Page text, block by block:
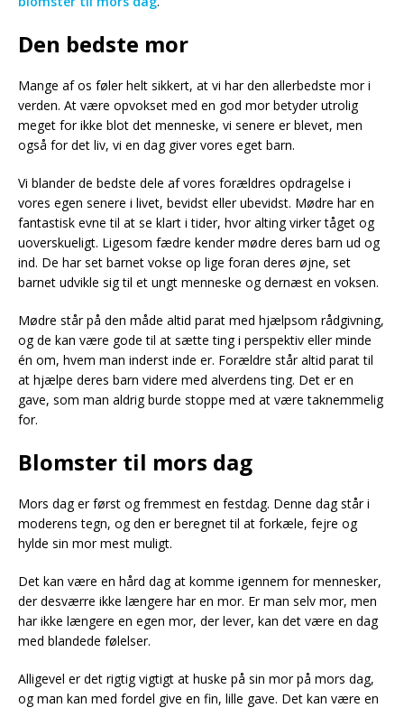
Den bedste mor
Mange af os føler helt sikkert, at vi har den allerbedste mor i
verden. At være opvokset med en god mor betyder utrolig
meget for ikke blot det menneske, vi senere er blevet, men
også for det liv, vi en dag giver vores eget barn.
Vi blander de bedste dele af vores forældres opdragelse i
vores egen senere i livet, bevidst eller ubevidst. Mødre har en
fantastisk evne til at se klart i tider, hvor alting virker tåget og
uoverskueligt. Ligesom fædre kender mødre deres barn ud og
ind. De har set barnet vokse op lige foran deres øjne, set
barnet udvikle sig til et ungt menneske og dernæst en voksen.
Mødre står på den måde altid parat med hjælpsom rådgivning,
og de kan være gode til at sætte ting i perspektiv eller minde
én om, hvem man inderst inde er. Forældre står altid parat til
at hjælpe deres barn videre med alverdens ting. Det er en
gave, som man aldrig burde stoppe med at være taknemmelig
for.
Blomster til mors dag
Mors dag er først og fremmest en festdag. Denne dag står i
moderens tegn, og den er beregnet til at forkæle, fejre og
hylde sin mor mest muligt.
Det kan være en hård dag at komme igennem for mennesker,
der desværre ikke længere har en mor. Er man selv mor, men
har ikke længere en egen mor, der lever, kan det være en dag
med blandede følelser.
Alligevel er det rigtig vigtigt at huske på sin mor på mors dag,
og man kan med fordel give en fin, lille gave. Det kan være en